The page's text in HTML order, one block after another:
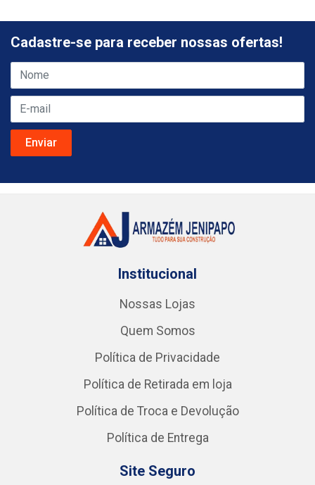
Cadastre-se para receber nossas ofertas!
Institucional
Nossas Lojas
Quem Somos
Política de Privacidade
Política de Retirada em loja
Política de Troca e Devolução
Política de Entrega
Site Seguro